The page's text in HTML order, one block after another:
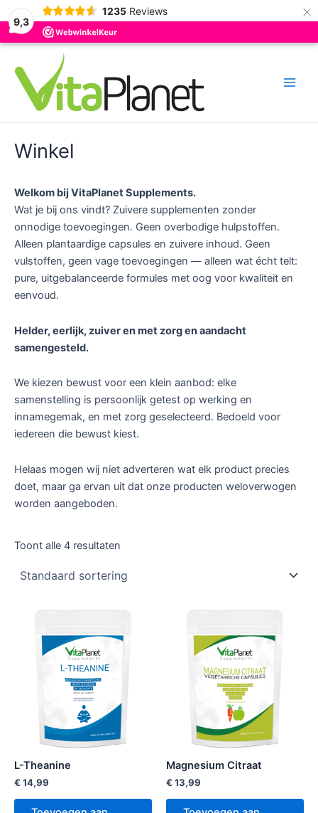
9,3
1235 Reviews ×
Ga
naar
inhoud
Winkel
Welkom bij VitaPlanet Supplements.
Wat je bij ons vindt? Zuivere supplementen zonder
onnodige toevoegingen. Geen overbodige hulpstoffen.
Alleen plantaardige capsules en zuivere inhoud. Geen
vulstoffen, geen vage toevoegingen — alleen wat écht telt:
pure, uitgebalanceerde formules met oog voor kwaliteit en
eenvoud.
Helder, eerlijk, zuiver en met zorg en aandacht
samengesteld.
We kiezen bewust voor een klein aanbod: elke
samenstelling is persoonlijk getest op werking en
innamegemak, en met zorg geselecteerd. Bedoeld voor
iedereen die bewust kiest.
Helaas mogen wij niet adverteren wat elk product precies
doet, maar ga ervan uit dat onze producten weloverwogen
worden aangeboden.
Toont alle 4 resultaten
L-Theanine
€ 14,99
Magnesium Citraat
€ 13,99